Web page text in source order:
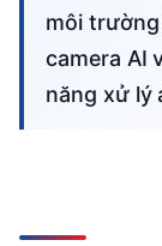
môi trường
camera AI
năng xử lý